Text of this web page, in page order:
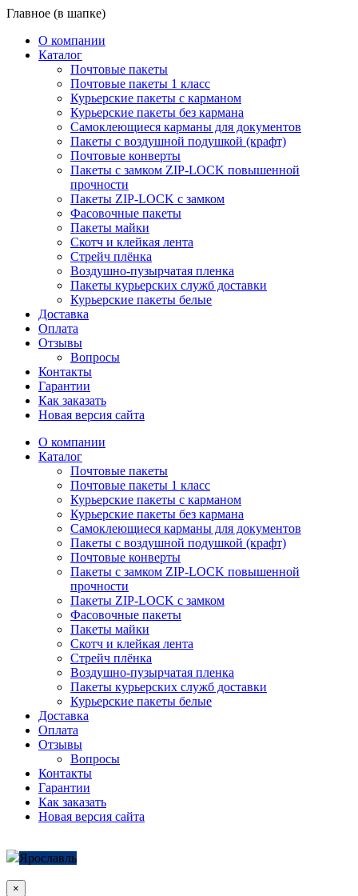
Главное (в шапке)
О компании
Каталог
Почтовые пакеты
Почтовые пакеты 1 класс
Курьерские пакеты с карманом
Курьерские пакеты без кармана
Самоклеющиеся карманы для документов
Пакеты с воздушной подушкой (крафт)
Почтовые конверты
Пакеты с замком ZIP-LOCK повышенной
прочности
Пакеты ZIP-LOCK с замком
Фасовочные пакеты
Пакеты майки
Скотч и клейкая лента
Стрейч плёнка
Воздушно-пузырчатая пленка
Пакеты курьерских служб доставки
Курьерские пакеты белые
Доставка
Оплата
Отзывы
Вопросы
Контакты
Гарантии
Как заказать
Новая версия сайта
О компании
Каталог
Почтовые пакеты
Почтовые пакеты 1 класс
Курьерские пакеты с карманом
Курьерские пакеты без кармана
Самоклеющиеся карманы для документов
Пакеты с воздушной подушкой (крафт)
Почтовые конверты
Пакеты с замком ZIP-LOCK повышенной
прочности
Пакеты ZIP-LOCK с замком
Фасовочные пакеты
Пакеты майки
Скотч и клейкая лента
Стрейч плёнка
Воздушно-пузырчатая пленка
Пакеты курьерских служб доставки
Курьерские пакеты белые
Доставка
Оплата
Отзывы
Вопросы
Контакты
Гарантии
Как заказать
Новая версия сайта
Ярославль
×